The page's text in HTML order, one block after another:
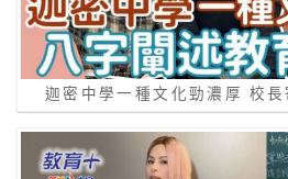
迦密中學一種文化勁濃厚 校